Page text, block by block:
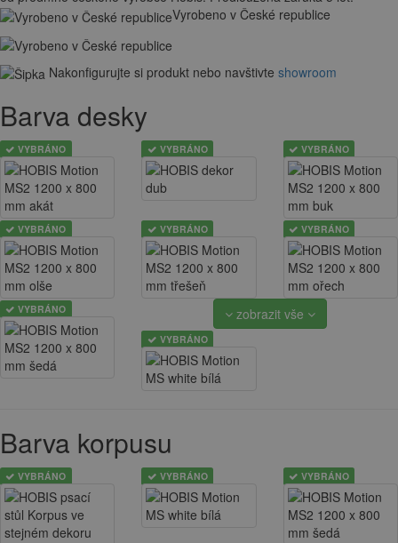
Vyrobeno v České republice
Nakonfigurujte si produkt nebo navštivte showroom
Barva desky
VYBRÁNO VYBRÁNO VYBRÁNO
VYBRÁNO VYBRÁNO VYBRÁNO
VYBRÁNO zobrazit vše
VYBRÁNO
Barva korpusu
VYBRÁNO VYBRÁNO VYBRÁNO